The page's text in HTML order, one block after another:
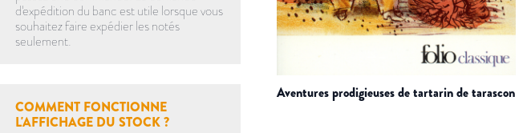
d'expédition du banc est utile lorsque vous
souhaitez faire expédier les notés
seulement.
COMMENT FONCTIONNE
L'AFFICHAGE DU STOCK ?
aventures prodigieuses de tartarin de tarascon